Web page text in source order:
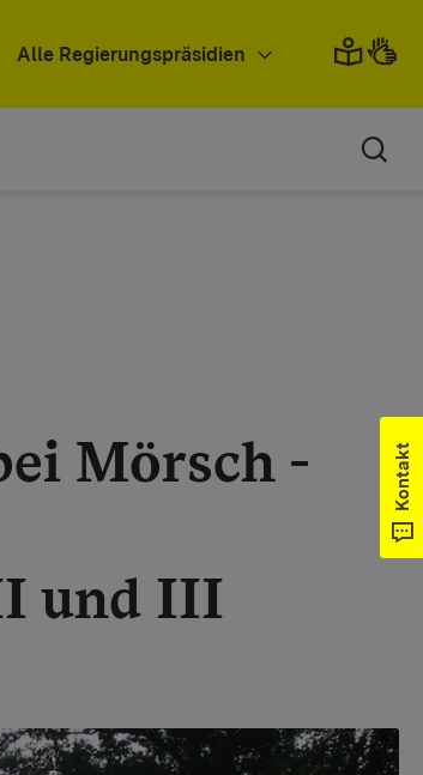
Alle Regierungspräsidien
Mörsch -
und III
Kontakt